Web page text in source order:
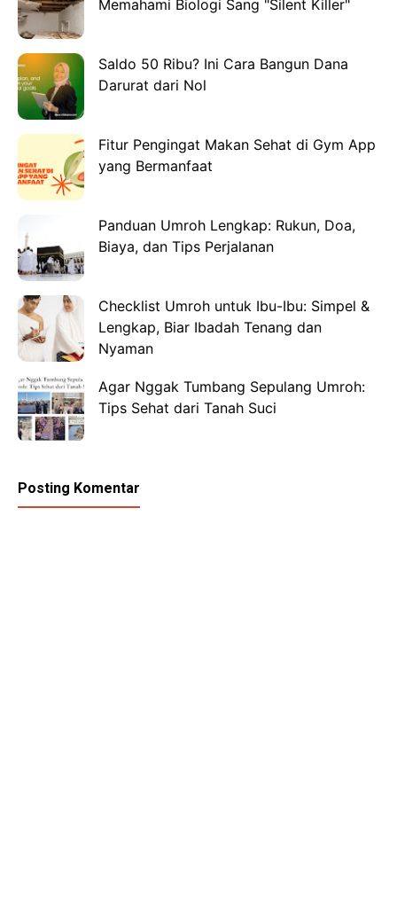
Memahami Biologi Sang "Silent Killer"
Saldo 50 Ribu? Ini Cara Bangun Dana
Darurat dari Nol
Fitur Pengingat Makan Sehat di Gym App
yang Bermanfaat
Panduan Umroh Lengkap: Rukun, Doa,
Biaya, dan Tips Perjalanan
Checklist Umroh untuk Ibu-Ibu: Simpel &
Lengkap, Biar Ibadah Tenang dan
Nyaman
Agar Nggak Tumbang Sepulang Umroh:
Tips Sehat dari Tanah Suci
Posting Komentar